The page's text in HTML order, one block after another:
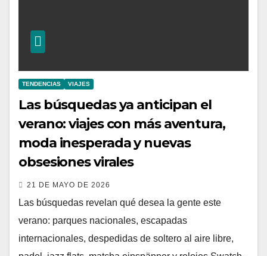
TENDENCIAS VIAJES
Las búsquedas ya anticipan el
verano: viajes con más aventura,
moda inesperada y nuevas
obsesiones virales
21 DE MAYO DE 2026
Las búsquedas revelan qué desea la gente este
verano: parques nacionales, escapadas
internacionales, despedidas de soltero al aire libre,